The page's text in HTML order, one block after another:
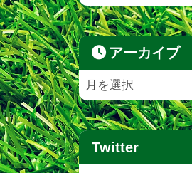
アーカイブ
Twitter